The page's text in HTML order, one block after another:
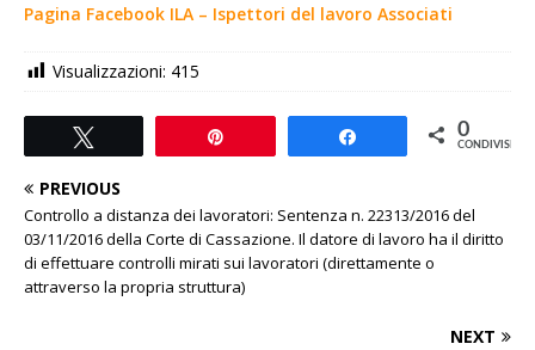
Pagina Facebook ILA – Ispettori del lavoro Associati
Visualizzazioni: 415
0
CONDIVISIONI
PREVIOUS
Controllo a distanza dei lavoratori: Sentenza n. 22313/2016 del
03/11/2016 della Corte di Cassazione. Il datore di lavoro ha il diritto
di effettuare controlli mirati sui lavoratori (direttamente o
attraverso la propria struttura)
NEXT